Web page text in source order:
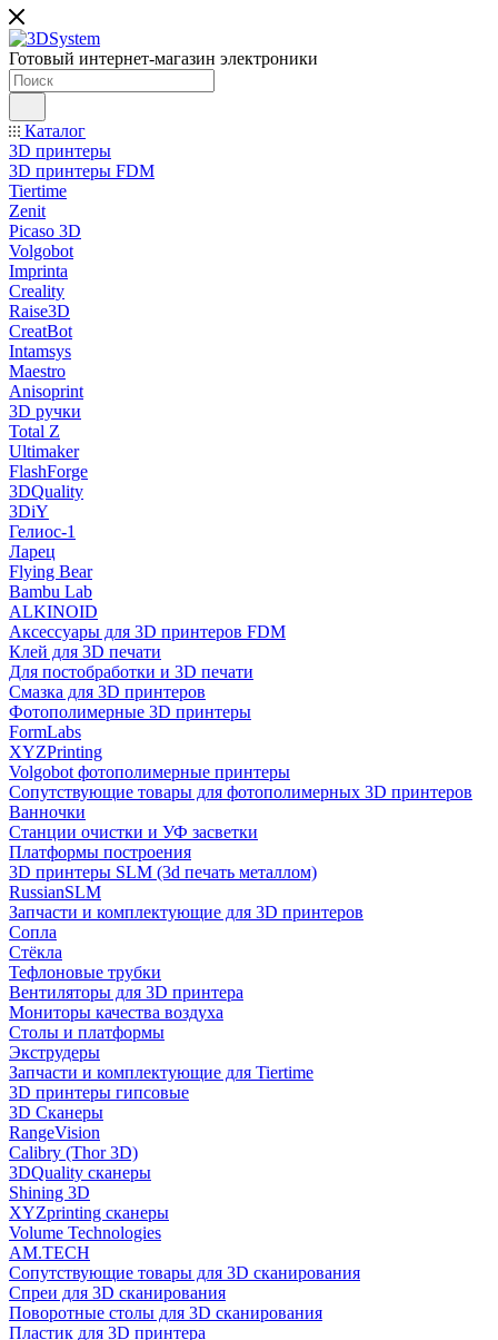
Готовый интернет-магазин электроники
Каталог
3D принтеры
3D принтеры FDM
Tiertime
Zenit
Picaso 3D
Volgobot
Imprinta
Creality
Raise3D
CreatBot
Intamsys
Maestro
Anisoprint
3D ручки
Total Z
Ultimaker
FlashForge
3DQuality
3DiY
Гелиос-1
Ларец
Flying Bear
Bambu Lab
ALKINOID
Аксессуары для 3D принтеров FDM
Клей для 3D печати
Для постобработки и 3D печати
Смазка для 3D принтеров
Фотополимерные 3D принтеры
FormLabs
XYZPrinting
Volgobot фотополимерные принтеры
Сопутствующие товары для фотополимерных 3D принтеров
Ванночки
Станции очистки и УФ засветки
Платформы построения
3D принтеры SLM (3d печать металлом)
RussianSLM
Запчасти и комплектующие для 3D принтеров
Сопла
Cтёкла
Тефлоновые трубки
Вентиляторы для 3D принтера
Мониторы качества воздуха
Столы и платформы
Экструдеры
Запчасти и комплектующие для Tiertime
3D принтеры гипсовые
3D Сканеры
RangeVision
Calibry (Thor 3D)
3DQuality сканеры
Shining 3D
XYZprinting сканеры
Volume Technologies
AM.TECH
Сопутствующие товары для 3D сканирования
Спреи для 3D сканирования
Поворотные столы для 3D сканирования
Пластик для 3D принтера